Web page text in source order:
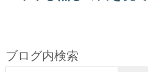
ブログ内検索